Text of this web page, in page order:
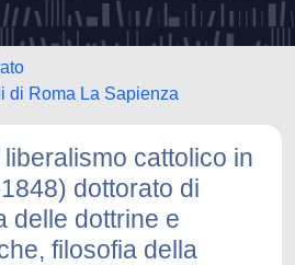
di Roma La Sapienza
cattolico in
dottorato di
delle dottrine e
filosofia della